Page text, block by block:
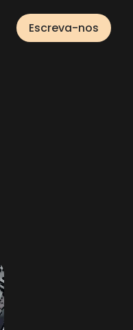
Escreva-nos